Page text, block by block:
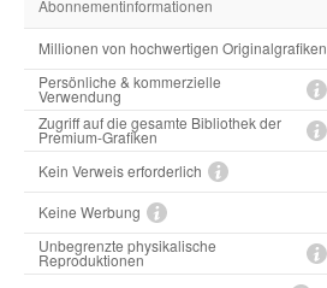
Abonnementinformationen
Millionen von hochwertigen Originalgrafiken
Persönliche & kommerzielle
Verwendung
Zugriff auf die gesamte Bibliothek der
Premium-Grafiken
Kein Verweis erforderlich
Keine Werbung
Unbegrenzte physikalische
Reproduktionen